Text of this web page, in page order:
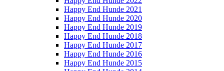
Happy End Hunde 2021
Happy End Hunde 2020
Happy End Hunde 2019
Happy End Hunde 2018
Happy End Hunde 2017
Happy End Hunde 2016
Happy End Hunde 2015